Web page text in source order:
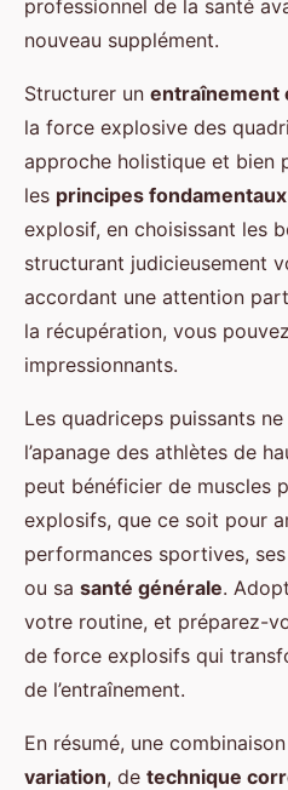
professionnel de la santé
nouveau supplément.
Structurer un entraînement
la force explosive des
approche holistique et bien
les principes fondamentaux
explosif, en choisissant les
structurant judicieusement
accordant une attention
la récupération, vous
impressionnants.
Les quadriceps puissants
l’apanage des athlètes de
peut bénéficier de muscles
explosifs, que ce soit pour
performances sportives,
ou sa santé générale.
votre routine, et préparez-
de force explosifs qui
de l’entraînement.
En résumé, une
variation, de technique